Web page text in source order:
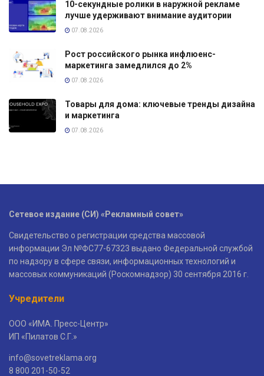
10-секундные ролики в наружной рекламе
лучше удерживают внимание аудитории
07.08.2026
Рост российского рынка инфлюенс-
маркетинга замедлился до 2%
07.08.2026
Товары для дома: ключевые тренды дизайна
и маркетинга
07.08.2026
Сетевое издание (СИ) «Рекламный совет»
Свидетельство о регистрации средства массовой
информации Эл №ФС77-67323 выдано Федеральной службой
по надзору в сфере связи, информационных технологий и
массовых коммуникаций (Роскомнадзор) 30 сентября 2016 г.
Учредители
ООО «ИМА. Пресс-Центр»
ИП «Пилатов С.Г.»
info@sovetreklama.org
8 800 201-50-52